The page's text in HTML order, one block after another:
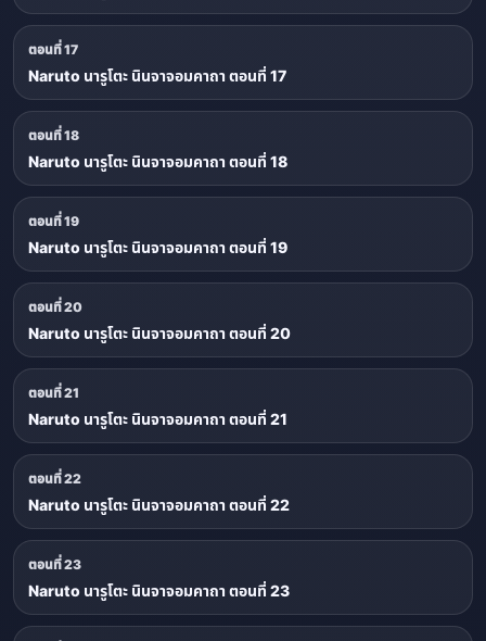
ตอนที่ 17
Naruto นารูโตะ นินจาจอมคาถา ตอนที่ 17
ตอนที่ 18
Naruto นารูโตะ นินจาจอมคาถา ตอนที่ 18
ตอนที่ 19
Naruto นารูโตะ นินจาจอมคาถา ตอนที่ 19
ตอนที่ 20
Naruto นารูโตะ นินจาจอมคาถา ตอนที่ 20
ตอนที่ 21
Naruto นารูโตะ นินจาจอมคาถา ตอนที่ 21
ตอนที่ 22
Naruto นารูโตะ นินจาจอมคาถา ตอนที่ 22
ตอนที่ 23
Naruto นารูโตะ นินจาจอมคาถา ตอนที่ 23